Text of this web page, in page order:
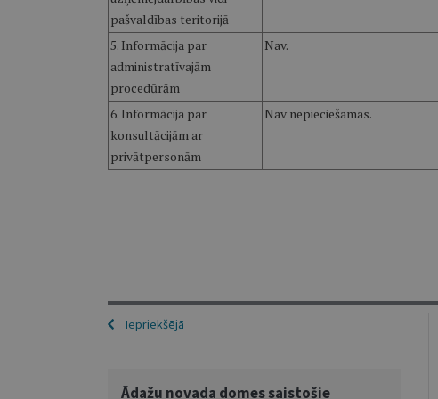
pašvaldības teritorijā
5. Informācija par
administratīvajām
procedūrām
Nav.
6. Informācija par
konsultācijām ar
privātpersonām
Nav nepieciešamas.
Iepriekšējā
Ādažu novada domes saistošie